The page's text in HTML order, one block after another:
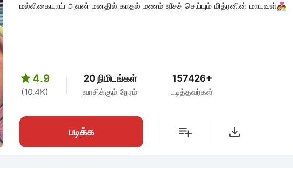
மல்லிகையாய் அவன் மனதில் காதல் மணம் வீசச் செய்யும் மித்ரனின் மாயவள்👩‍❤️‍👨
 4.9
(10.4K)
20 நிமிடங்கள்
வாசிக்கும் நேரம்
157426+
படித்தவர்கள்
படிக்க